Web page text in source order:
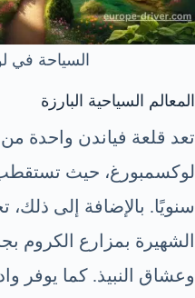
السياحة في
المعالم السياحية البارزة
تعد قلعة فياندن واحدة
سنويًا. بالإضافة إلى
الشهيرة بمزارع الكروم
وعشاق النبيذ. كما يوفر